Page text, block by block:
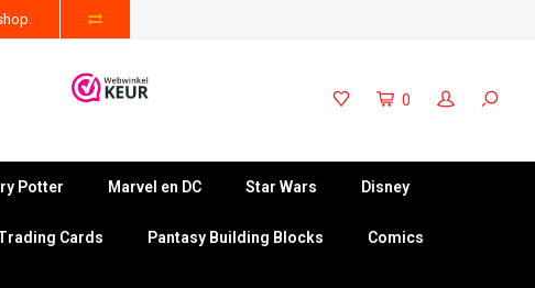
0
Potter Marvel en DC Star Wars Disney
Cards Pantasy Building Blocks Comics